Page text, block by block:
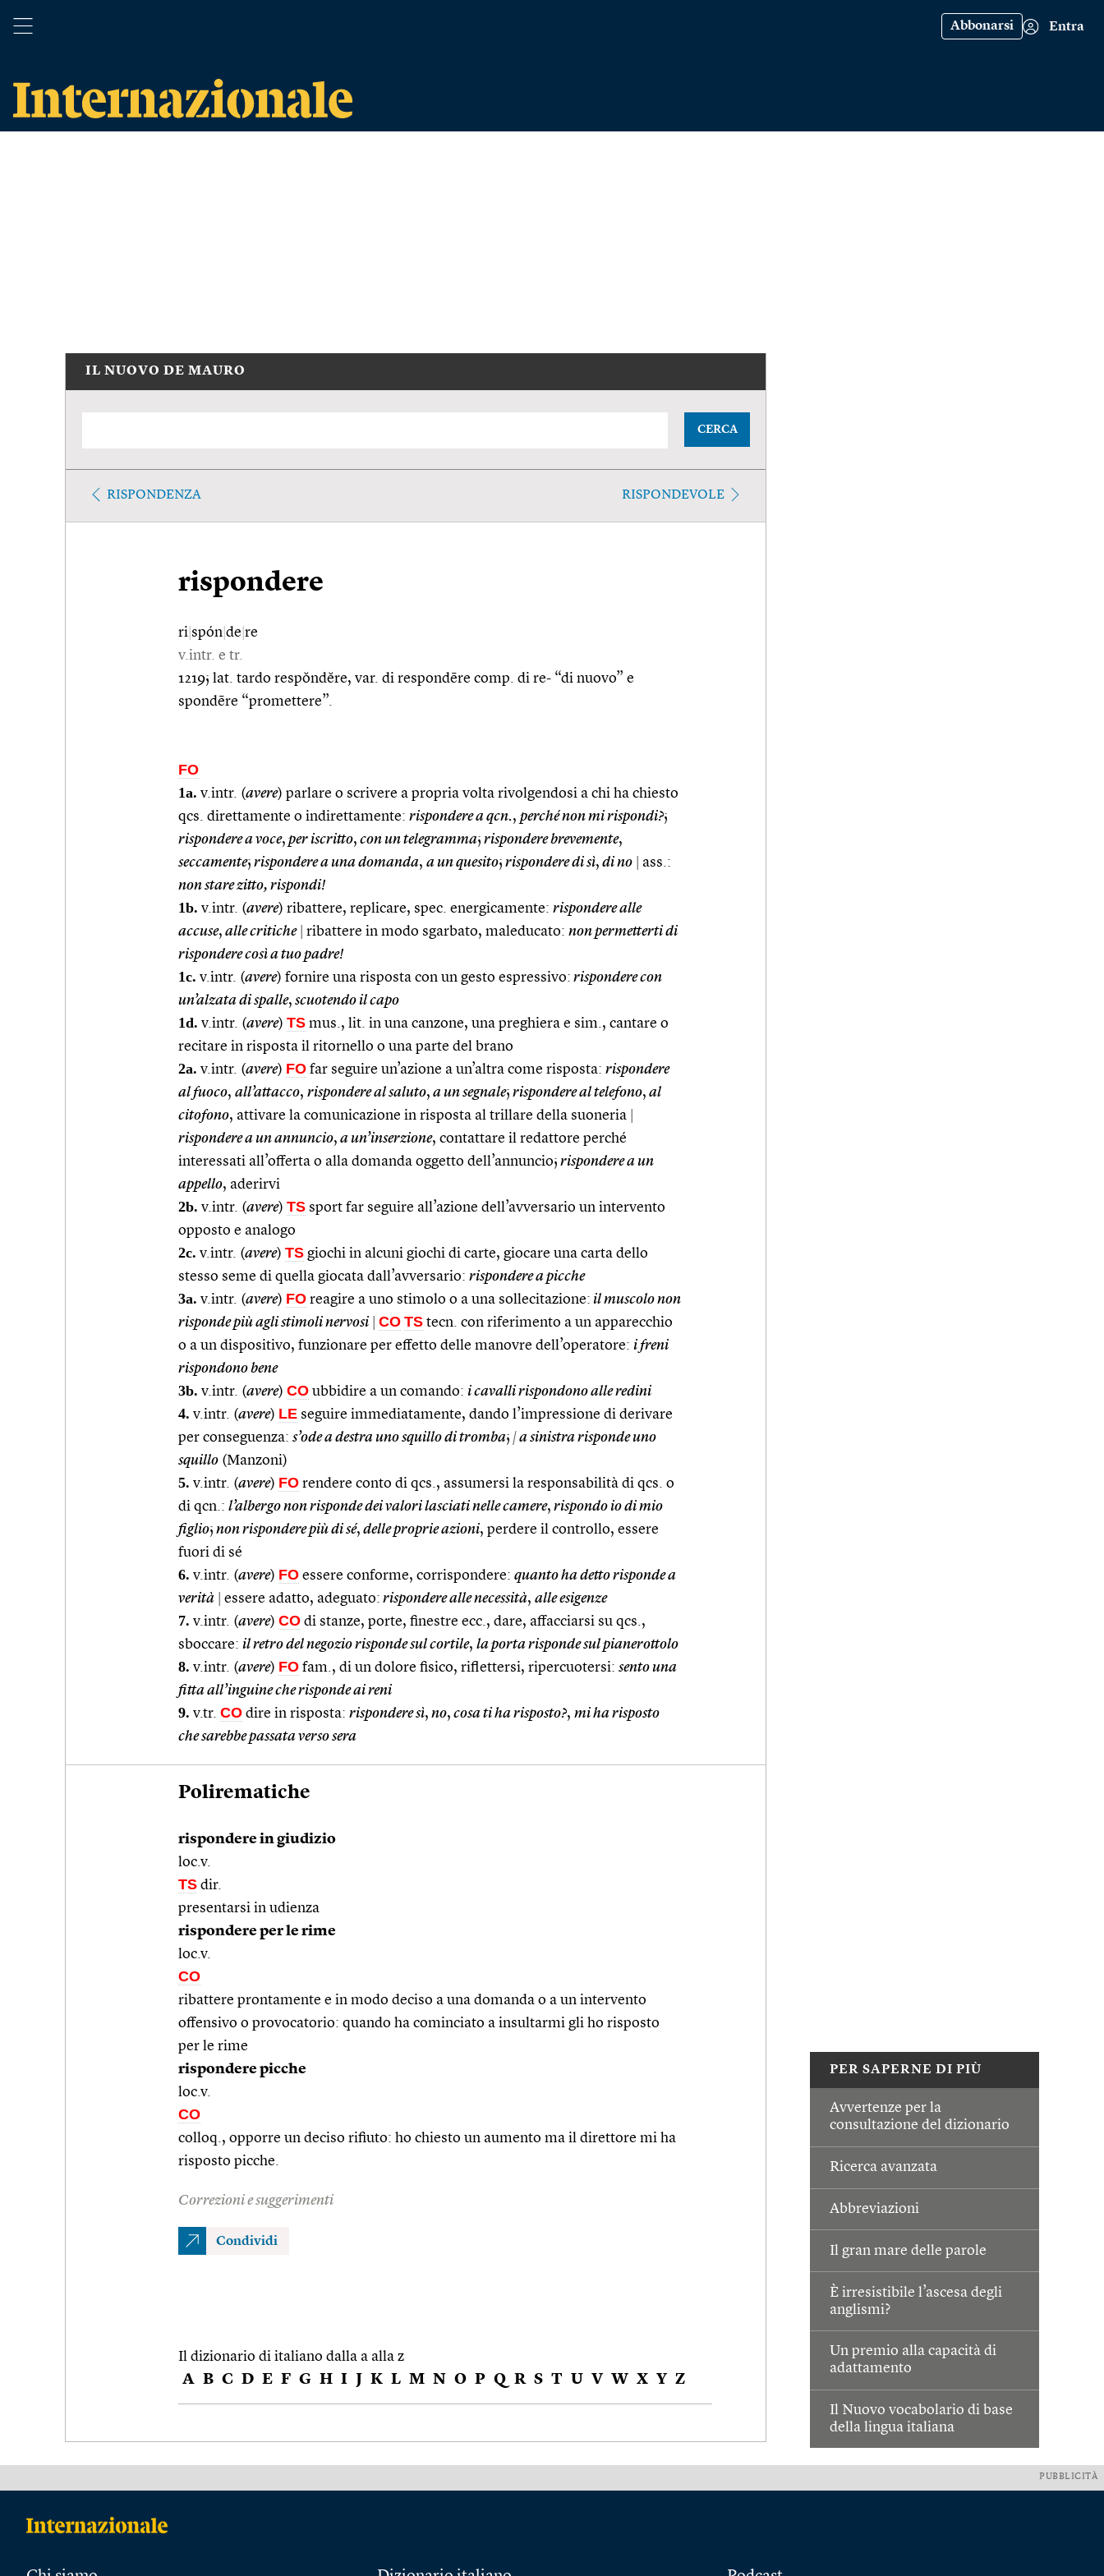
Abbonarsi Entra
PER SAPERNE DI PIÙ
Avvertenze per la
consultazione del dizionario
Ricerca avanzata
Abbreviazioni
Il gran mare delle parole
È irresistibile l’ascesa degli
anglismi?
Un premio alla capacità di
adattamento
Il Nuovo vocabolario di base
della lingua italiana
IL NUOVO DE MAURO
CERCA
RISPONDENZA RISPONDEVOLE
rispondere
ri spón de re
v.intr. e tr.
1219; lat. tardo respŏndĕre, var. di respondēre comp. di re- “di nuovo” e
spondēre “promettere”.
FO
1a. v.intr. (avere) parlare o scrivere a propria volta rivolgendosi a chi ha chiesto
qcs. direttamente o indirettamente: rispondere a qcn., perché non mi rispondi?;
rispondere a voce, per iscritto, con un telegramma; rispondere brevemente,
seccamente; rispondere a una domanda, a un quesito; rispondere di sì, di no
ass.:
non stare zitto, rispondi!
1b. v.intr. (avere) ribattere, replicare, spec. energicamente: rispondere alle
accuse, alle critiche ribattere in modo sgarbato, maleducato: non permetterti di
rispondere così a tuo padre!
1c. v.intr. (avere) fornire una risposta con un gesto espressivo: rispondere con
un’alzata di spalle, scuotendo il capo
1d. v.intr. (avere) TS mus., lit. in una canzone, una preghiera e sim., cantare o
recitare in risposta il ritornello o una parte del brano
2a. v.intr. (avere) FO far seguire un’azione a un’altra come risposta: rispondere
al fuoco, all’attacco, rispondere al saluto, a un segnale; rispondere al telefono, al
citofono, attivare la comunicazione in risposta al trillare della suoneria
rispondere a un annuncio, a un’inserzione, contattare il redattore perché
interessati all’offerta o alla domanda oggetto dell’annuncio; rispondere a un
appello, aderirvi
2b. v.intr. (avere) TS sport far seguire all’azione dell’avversario un intervento
opposto e analogo
2c. v.intr. (avere) TS giochi in alcuni giochi di carte, giocare una carta dello
stesso seme di quella giocata dall’avversario: rispondere a picche
3a. v.intr. (avere) FO reagire a uno stimolo o a una sollecitazione: il muscolo non
risponde più agli stimoli nervosi
CO TS tecn. con riferimento a un apparecchio
o a un dispositivo, funzionare per effetto delle manovre dell’operatore: i freni
rispondono bene
3b. v.intr. (avere) CO ubbidire a un comando: i cavalli rispondono alle redini
4. v.intr. (avere) LE seguire immediatamente, dando l’impressione di derivare
per conseguenza: s’ode a destra uno squillo di tromba; |a sinistra risponde uno
squillo (Manzoni)
5. v.intr. (avere) FO rendere conto di qcs., assumersi la responsabilità di qcs. o
di qcn.: l’albergo non risponde dei valori lasciati nelle camere, rispondo io di mio
figlio; non rispondere più di sé, delle proprie azioni, perdere il controllo, essere
fuori di sé
6. v.intr. (avere) FO essere conforme, corrispondere: quanto ha detto risponde a
verità
essere adatto, adeguato: rispondere alle necessità, alle esigenze
7. v.intr. (avere) CO di stanze, porte, finestre ecc., dare, affacciarsi su qcs.,
sboccare: il retro del negozio risponde sul cortile, la porta risponde sul pianerottolo
8. v.intr. (avere) FO fam., di un dolore fisico, riflettersi, ripercuotersi: sento una
fitta all’inguine che risponde ai reni
9. v.tr. CO dire in risposta: rispondere sì, no, cosa ti ha risposto?, mi ha risposto
che sarebbe passata verso sera
Polirematiche
rispondere in giudizio
loc.v.
TS dir.
presentarsi in udienza
rispondere per le rime
loc.v.
CO
ribattere prontamente e in modo deciso a una domanda o a un intervento
offensivo o provocatorio: quando ha cominciato a insultarmi gli ho risposto
per le rime
rispondere picche
loc.v.
CO
colloq., opporre un deciso rifiuto: ho chiesto un aumento ma il direttore mi ha
risposto picche.
Correzioni e suggerimenti
Condividi
Il dizionario di italiano dalla a alla z
A B C D E F G H I J K L M N O P Q R S T U V W X Y Z
PUBBLICITÀ